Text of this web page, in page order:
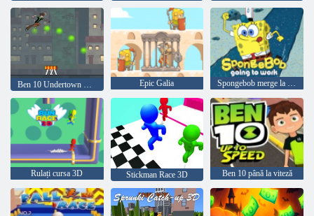
Epic Galia Spongebob merge la lucru
Rulați cursa 3D Stickman Race 3D Ben 10 până la viteză